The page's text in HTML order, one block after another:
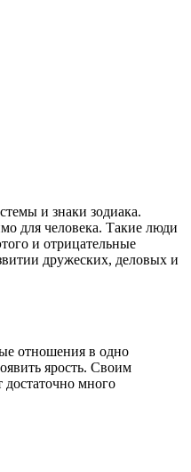
и знаки зодиака.
для человека. Такие люди
и отрицательные
дружеских, деловых и
отношения в одно
ярость. Своим
достаточно много